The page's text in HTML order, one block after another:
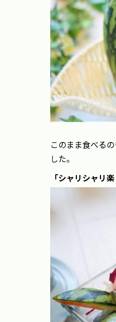
このまま食べる
した。
「シャリシャリ